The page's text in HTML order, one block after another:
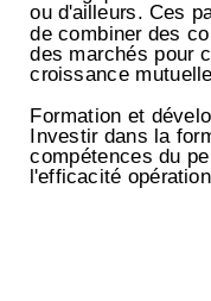
ou d'ailleurs. Ces
de combiner des
des marchés pour
croissance
Formation et
Investir dans la
compétences du
l'efficacité